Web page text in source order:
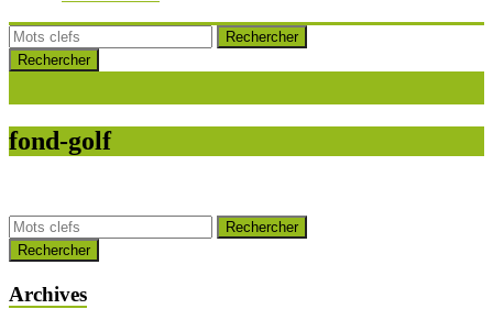
Rechercher
fond-golf
Rechercher
Archives